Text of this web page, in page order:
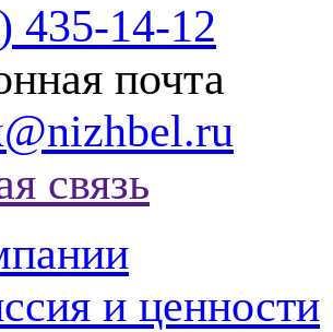
435-14-12
почта
связь
и ценности